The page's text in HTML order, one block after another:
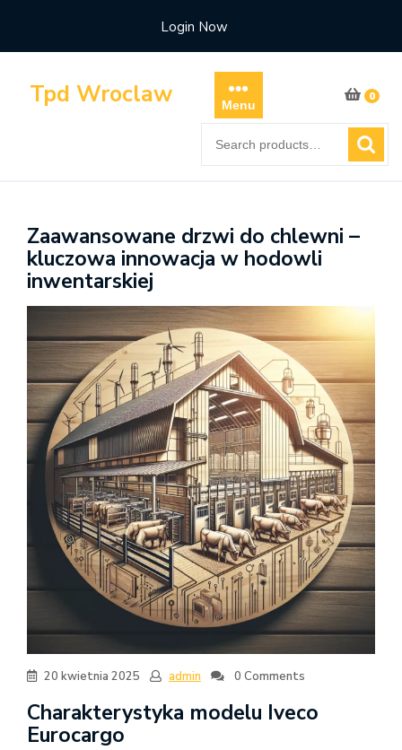
content
Login Now
Tpd Wroclaw Menu
0
for:
Zaawansowane drzwi do chlewni –
kluczowa innowacja w hodowli
inwentarskiej
20 kwietnia 2025 admin 0 Comments
Charakterystyka modelu Iveco
Eurocargo